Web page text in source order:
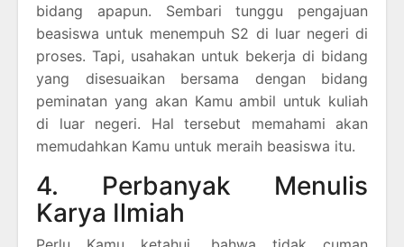
bidang apapun. Sembari tunggu pengajuan
beasiswa untuk menempuh S2 di luar negeri di
proses. Tapi, usahakan untuk bekerja di bidang
yang disesuaikan bersama dengan bidang
peminatan yang akan Kamu ambil untuk kuliah
di luar negeri. Hal tersebut memahami akan
memudahkan Kamu untuk meraih beasiswa itu.
4. Perbanyak Menulis
Karya Ilmiah